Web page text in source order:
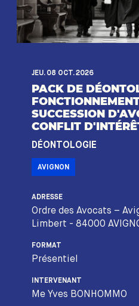
JEU. 08 OCT. 2026
PACK DE
SUCCESSION
CONFLIT
DÉONTOLOGIE
AVIGNON
ADRESSE
Ordre des Avocats –
Limbert - 84000
FORMAT
Présentiel
INTERVENANT
Me Yves BONHOMMO